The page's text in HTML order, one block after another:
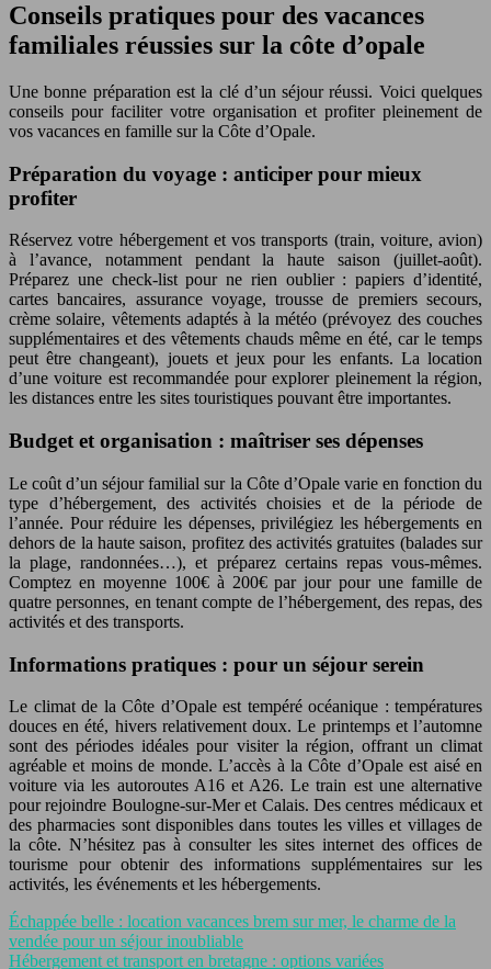
Conseils pratiques pour des vacances
familiales réussies sur la côte d’opale
Une bonne préparation est la clé d’un séjour réussi. Voici quelques
conseils pour faciliter votre organisation et profiter pleinement de
vos vacances en famille sur la Côte d’Opale.
Préparation du voyage : anticiper pour mieux
profiter
Réservez votre hébergement et vos transports (train, voiture, avion)
à l’avance, notamment pendant la haute saison (juillet-août).
Préparez une check-list pour ne rien oublier : papiers d’identité,
cartes bancaires, assurance voyage, trousse de premiers secours,
crème solaire, vêtements adaptés à la météo (prévoyez des couches
supplémentaires et des vêtements chauds même en été, car le temps
peut être changeant), jouets et jeux pour les enfants. La location
d’une voiture est recommandée pour explorer pleinement la région,
les distances entre les sites touristiques pouvant être importantes.
Budget et organisation : maîtriser ses dépenses
Le coût d’un séjour familial sur la Côte d’Opale varie en fonction du
type d’hébergement, des activités choisies et de la période de
l’année. Pour réduire les dépenses, privilégiez les hébergements en
dehors de la haute saison, profitez des activités gratuites (balades sur
la plage, randonnées…), et préparez certains repas vous-mêmes.
Comptez en moyenne 100€ à 200€ par jour pour une famille de
quatre personnes, en tenant compte de l’hébergement, des repas, des
activités et des transports.
Informations pratiques : pour un séjour serein
Le climat de la Côte d’Opale est tempéré océanique : températures
douces en été, hivers relativement doux. Le printemps et l’automne
sont des périodes idéales pour visiter la région, offrant un climat
agréable et moins de monde. L’accès à la Côte d’Opale est aisé en
voiture via les autoroutes A16 et A26. Le train est une alternative
pour rejoindre Boulogne-sur-Mer et Calais. Des centres médicaux et
des pharmacies sont disponibles dans toutes les villes et villages de
la côte. N’hésitez pas à consulter les sites internet des offices de
tourisme pour obtenir des informations supplémentaires sur les
activités, les événements et les hébergements.
Échappée belle : location vacances brem sur mer, le charme de la
vendée pour un séjour inoubliable
Hébergement et transport en bretagne : options variées